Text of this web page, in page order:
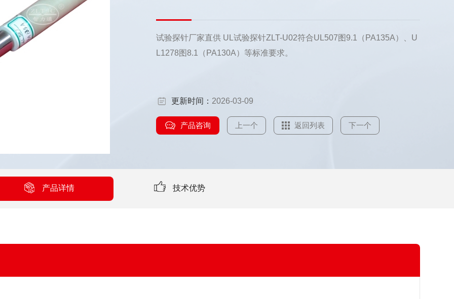
试验探针厂家直供 UL试验探针ZLT-U02符合UL507图9.1（PA135A）、U
L1278图8.1（PA130A）等标准要求。
更新时间： 2026-03-09
产品咨询 上一个 返回列表 下一个
产品详情 技术优势